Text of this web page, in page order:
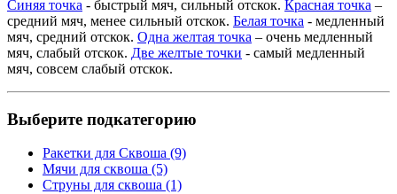
Синяя точка - быстрый мяч, сильный отскок. Красная точка –
средний мяч, менее сильный отскок. Белая точка - медленный
мяч, средний отскок. Одна желтая точка – очень медленный
мяч, слабый отскок. Две желтые точки - самый медленный
мяч, совсем слабый отскок.
Выберите подкатегорию
Ракетки для Сквоша (9)
Мячи для сквоша (5)
Cтруны для сквоша (1)